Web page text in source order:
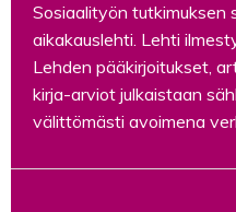
Sosiaalityön tutkimuksen
aikakauslehti. Lehti
Lehden pääkirjoitukset,
kirja-arviot julkaistaan
välittömästi avoimena